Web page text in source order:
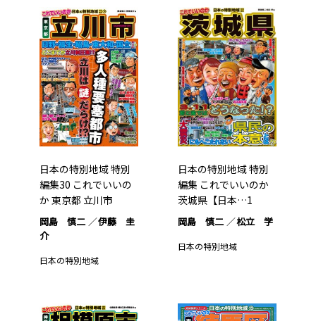
日本の特別地域 特別
編集30 これでいいの
か 東京都 立川市
岡島 慎二
伊藤 圭
介
日本の特別地域
日本の特別地域 特別
編集 これでいいのか
茨城県【日本…1
岡島 慎二 松立 学
日本の特別地域